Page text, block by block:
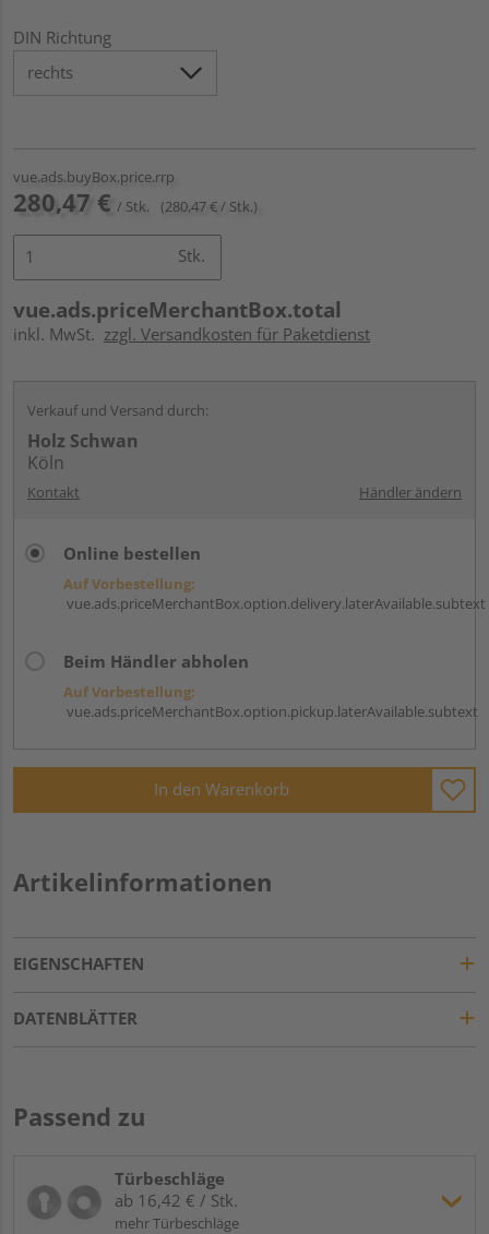
DIN Richtung
vue.ads.buyBox.price.rrp
280,47 € / Stk. (280,47 € / Stk.)
Stk.
vue.ads.priceMerchantBox.total
inkl. MwSt. zzgl. Versandkosten für Paketdienst
Verkauf und Versand durch:
Holz Schwan
Köln
Kontakt Händler ändern
Online bestellen
Auf Vorbestellung:
vue.ads.priceMerchantBox.option.delivery.laterAvailable.subtext
Beim Händler abholen
Auf Vorbestellung:
vue.ads.priceMerchantBox.option.pickup.laterAvailable.subtext
In den Warenkorb
Artikelinformationen
EIGENSCHAFTEN
DATENBLÄTTER
Passend zu
Türbeschläge
ab 16,42 € / Stk.
mehr Türbeschläge